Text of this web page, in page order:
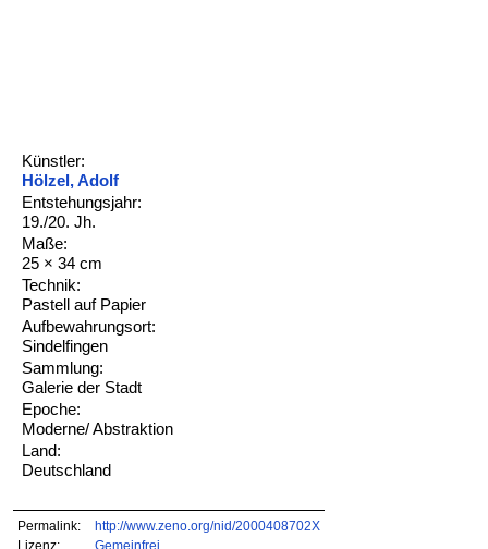
Künstler:
Hölzel, Adolf
Entstehungsjahr:
19./20. Jh.
Maße:
25 × 34 cm
Technik:
Pastell auf Papier
Aufbewahrungsort:
Sindelfingen
Sammlung:
Galerie der Stadt
Epoche:
Moderne/ Abstraktion
Land:
Deutschland
Permalink:
http://www.zeno.org/nid/2000408702X
Lizenz:
Gemeinfrei